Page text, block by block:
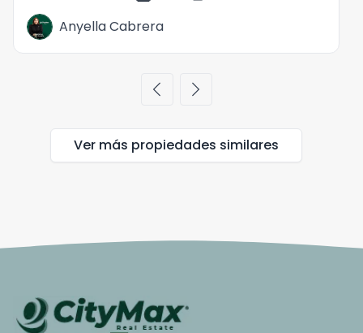
Anyella Cabrera
chevron_left chevron_right
Ver más propiedades similares